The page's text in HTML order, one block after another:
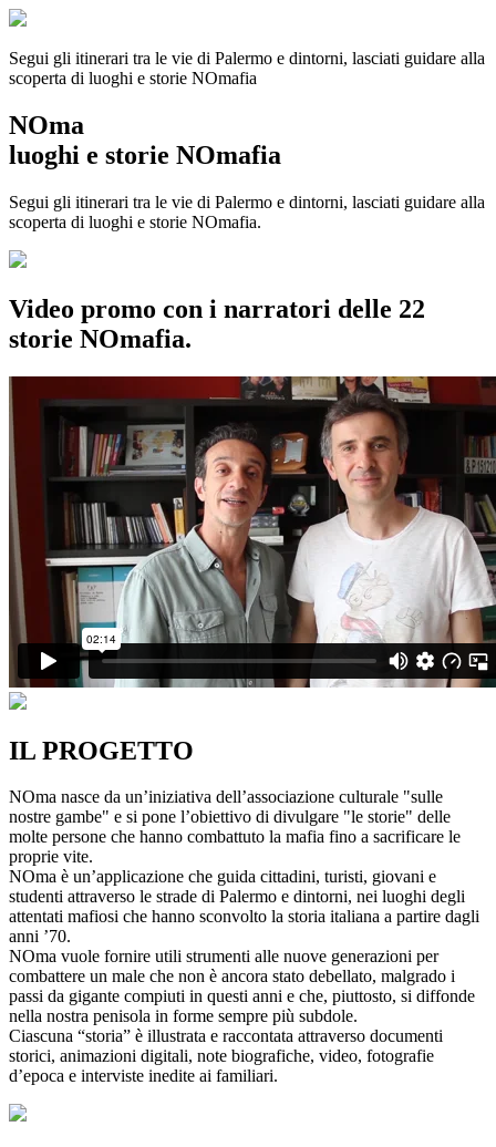
Segui gli itinerari tra le vie di Palermo e dintorni, lasciati guidare alla
scoperta di luoghi e storie NOmafia
NOma
luoghi e storie NOmafia
Segui gli itinerari tra le vie di Palermo e dintorni, lasciati guidare alla
scoperta di luoghi e storie NOmafia.
Video promo con i narratori delle 22
storie NOmafia.
IL PROGETTO
NOma nasce da un’iniziativa dell’associazione culturale "sulle
nostre gambe" e si pone l’obiettivo di divulgare "le storie" delle
molte persone che hanno combattuto la mafia fino a sacrificare le
proprie vite.
NOma è un’applicazione che guida cittadini, turisti, giovani e
studenti attraverso le strade di Palermo e dintorni, nei luoghi degli
attentati mafiosi che hanno sconvolto la storia italiana a partire dagli
anni ’70.
NOma vuole fornire utili strumenti alle nuove generazioni per
combattere un male che non è ancora stato debellato, malgrado i
passi da gigante compiuti in questi anni e che, piuttosto, si diffonde
nella nostra penisola in forme sempre più subdole.
Ciascuna “storia” è illustrata e raccontata attraverso documenti
storici, animazioni digitali, note biografiche, video, fotografie
d’epoca e interviste inedite ai familiari.